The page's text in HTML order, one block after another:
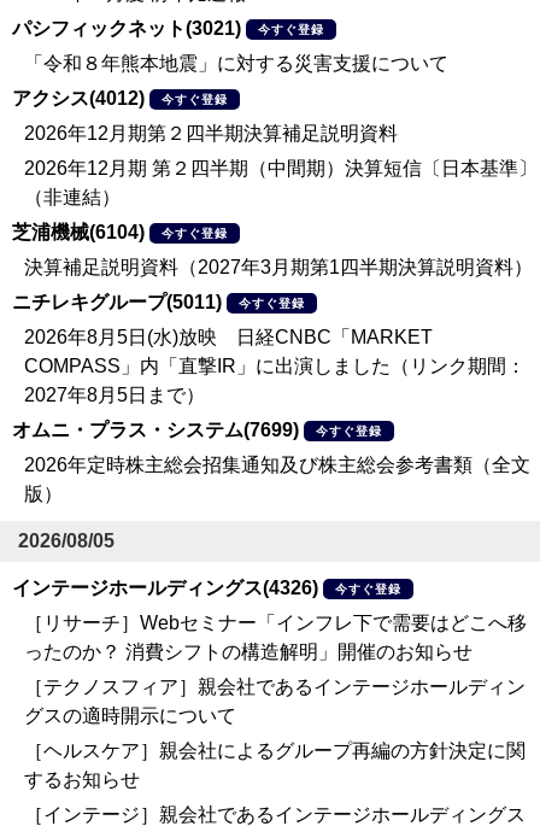
パシフィックネット(3021)
今すぐ登録
「令和８年熊本地震」に対する災害支援について
アクシス(4012)
今すぐ登録
2026年12月期第２四半期決算補足説明資料
2026年12月期 第２四半期（中間期）決算短信〔日本基準〕
（非連結）
芝浦機械(6104)
今すぐ登録
決算補足説明資料（2027年3月期第1四半期決算説明資料）
ニチレキグループ(5011)
今すぐ登録
2026年8月5日(水)放映 日経CNBC「MARKET
COMPASS」内「直撃IR」に出演しました（リンク期間：
2027年8月5日まで）
オムニ・プラス・システム(7699)
今すぐ登録
2026年定時株主総会招集通知及び株主総会参考書類（全文
版）
2026/08/05
インテージホールディングス(4326) 今すぐ登録
［リサーチ］Webセミナー「インフレ下で需要はどこへ移
ったのか？ 消費シフトの構造解明」開催のお知らせ
［テクノスフィア］親会社であるインテージホールディン
グスの適時開示について
［ヘルスケア］親会社によるグループ再編の方針決定に関
するお知らせ
［インテージ］親会社であるインテージホールディングス